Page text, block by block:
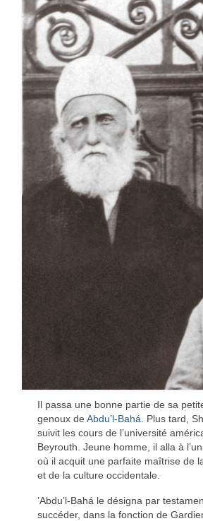
Actualités
Il passa une bonne partie de sa
genoux de Abdu’l-Bahá . Plus tard,
suivit les cours de l’université
Beyrouth. Jeune homme, il alla à
où il acquit une parfaite maîtrise de
et de la culture occidentale.
’Abdu’l-Bahá le désigna par
succéder, dans la fonction de